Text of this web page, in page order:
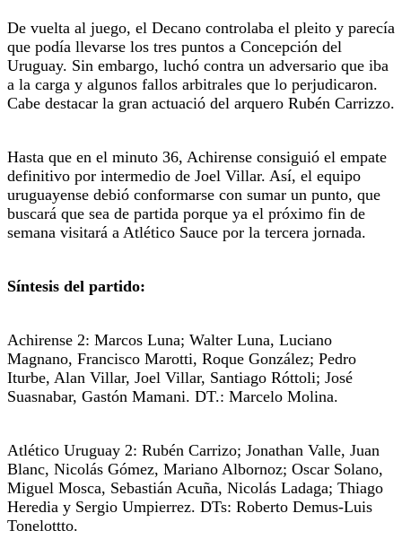
De vuelta al juego, el Decano controlaba el pleito y parecía
que podía llevarse los tres puntos a Concepción del
Uruguay. Sin embargo, luchó contra un adversario que iba
a la carga y algunos fallos arbitrales que lo perjudicaron.
Cabe destacar la gran actuació del arquero Rubén Carrizzo.
Hasta que en el minuto 36, Achirense consiguió el empate
definitivo por intermedio de Joel Villar. Así, el equipo
uruguayense debió conformarse con sumar un punto, que
buscará que sea de partida porque ya el próximo fin de
semana visitará a Atlético Sauce por la tercera jornada.
Síntesis del partido:
Achirense 2: Marcos Luna; Walter Luna, Luciano
Magnano, Francisco Marotti, Roque González; Pedro
Iturbe, Alan Villar, Joel Villar, Santiago Róttoli; José
Suasnabar, Gastón Mamani. DT.: Marcelo Molina.
Atlético Uruguay 2: Rubén Carrizo; Jonathan Valle, Juan
Blanc, Nicolás Gómez, Mariano Albornoz; Oscar Solano,
Miguel Mosca, Sebastián Acuña, Nicolás Ladaga; Thiago
Heredia y Sergio Umpierrez. DTs: Roberto Demus-Luis
Tonelottto.